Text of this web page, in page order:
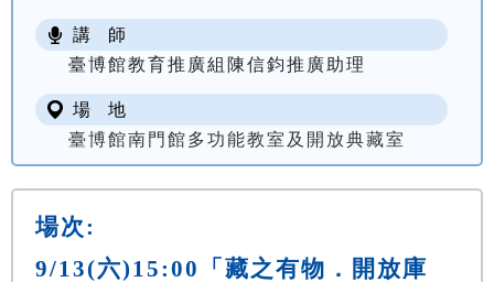
講 師
臺博館教育推廣組陳信鈞推廣助理
場 地
臺博館南門館多功能教室及開放典藏室
場次:
9/13(六)15:00「藏之有物．開放庫